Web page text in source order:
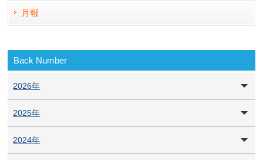
月報
Back Number
2026年
2025年
2024年